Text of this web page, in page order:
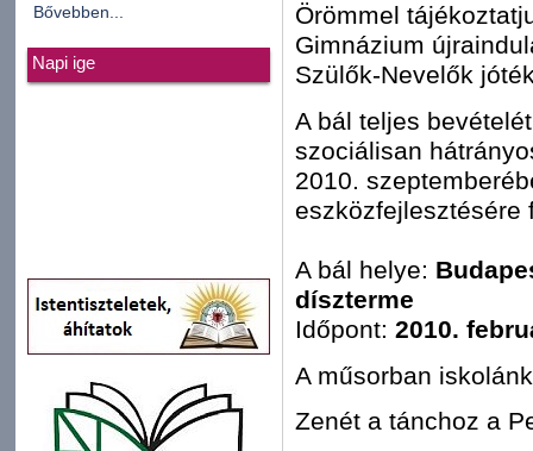
Bővebben...
Napi ige
Örömmel
Gimnázium
Szülők-Nevelők
A bál teljes
szociálisan
2010.
eszközfejlesztésére
A bál helye:
díszterme
Időpont: 2010.
A műsorban
Zenét a tánchoz a